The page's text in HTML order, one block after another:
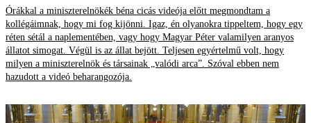
Órákkal a miniszterelnökék béna cicás videója előtt megmondtam a
kollégáimnak, hogy mi fog kijönni. Igaz, én olyanokra tippeltem, hogy egy
réten sétál a naplementében, vagy hogy Magyar Péter valamilyen aranyos
állatot simogat. Végül is az állat bejött. Teljesen egyértelmű volt, hogy
milyen a miniszterelnök és társainak „valódi arca”. Szóval ebben nem
hazudott a videó beharangozója.